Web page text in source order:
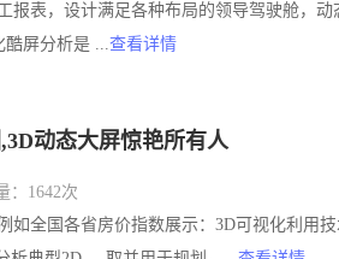
报表，设计满足各种布局的领导驾驶舱，动
酷屏分析是 ...查看详情
动态大屏惊艳所有人
：1642次
如全国各省房价指数展示：3D可视化利用